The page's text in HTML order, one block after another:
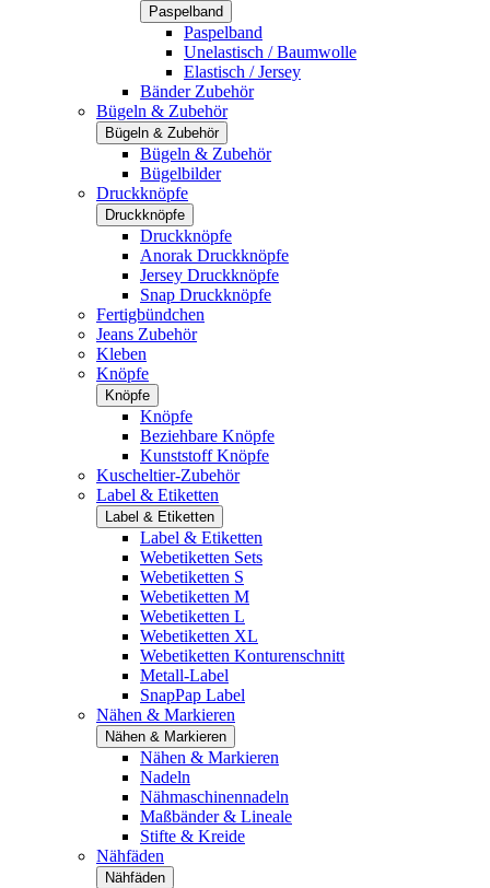
Paspelband
Paspelband
Unelastisch / Baumwolle
Elastisch / Jersey
Bänder Zubehör
Bügeln & Zubehör
Bügeln & Zubehör
Bügeln & Zubehör
Bügelbilder
Druckknöpfe
Druckknöpfe
Druckknöpfe
Anorak Druckknöpfe
Jersey Druckknöpfe
Snap Druckknöpfe
Fertigbündchen
Jeans Zubehör
Kleben
Knöpfe
Knöpfe
Knöpfe
Beziehbare Knöpfe
Kunststoff Knöpfe
Kuscheltier-Zubehör
Label & Etiketten
Label & Etiketten
Label & Etiketten
Webetiketten Sets
Webetiketten S
Webetiketten M
Webetiketten L
Webetiketten XL
Webetiketten Konturenschnitt
Metall-Label
SnapPap Label
Nähen & Markieren
Nähen & Markieren
Nähen & Markieren
Nadeln
Nähmaschinennadeln
Maßbänder & Lineale
Stifte & Kreide
Nähfäden
Nähfäden